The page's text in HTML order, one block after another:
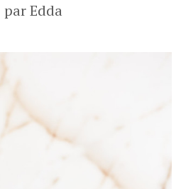
parEdda